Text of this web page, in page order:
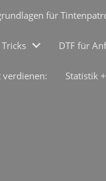
für
DTF für
verdienen: Statistik